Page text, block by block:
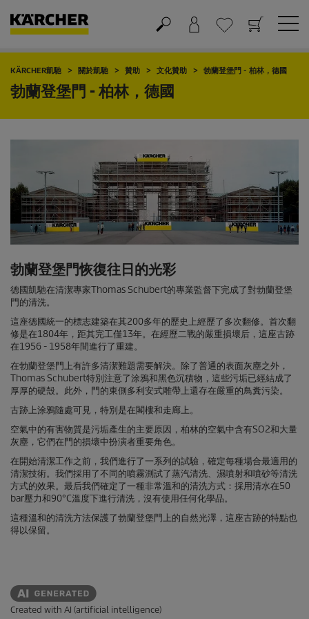
購物車
願望清單
KÄRCHER凱馳 關於凱馳 贊助 文化贊助 勃蘭登堡門 - 柏林，德國
勃蘭登堡門 - 柏林，德國
勃蘭登堡門恢復往日的光彩
德國凱馳在清潔專家Thomas Schubert的專業監督下完成了對勃蘭登堡
門的清洗。
這座德國統一的標志建築在其200多年的歷史上經歷了多次翻修。首次翻
修是在1804年，距其完工僅13年。在經歷二戰的嚴重損壞后，這座古跡
在1956 - 1958年間進行了重建。
在勃蘭登堡門上有許多清潔難題需要解決。除了普通的表面灰塵之外，
Thomas Schubert特別注意了涂鴉和黑色沉積物，這些污垢已經結成了
厚厚的硬殼。此外，門的東側多利安式雕帶上還存在嚴重的鳥糞污染。
古跡上涂鴉隨處可見，特別是在閣樓和走廊上。
空氣中的有害物質是污垢產生的主要原因，柏林的空氣中含有SO2和大量
灰塵，它們在門的損壞中扮演者重要角色。
在開始清潔工作之前，我們進行了一系列的試驗，確定每種場合最適用的
清潔技術。我們採用了不同的噴霧測試了蒸汽清洗、濕噴射和噴砂等清洗
方式的效果。最后我們確定了一種非常溫和的清洗方式：採用清水在50
bar壓力和90°C溫度下進行清洗，沒有使用任何化學品。
這種溫和的清洗方法保護了勃蘭登堡門上的自然光澤，這座古跡的特點也
得以保留。
Created with AI (artificial intelligence)